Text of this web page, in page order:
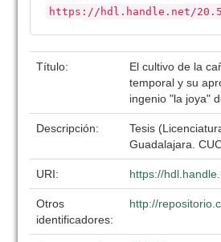
https://hdl.handle.net/
Título:
El cultivo de la
temporal y su
ingenio "la joya"
Descripción:
Tesis
Guadalajara.
URI: https://
Otros
identificadores:
http://